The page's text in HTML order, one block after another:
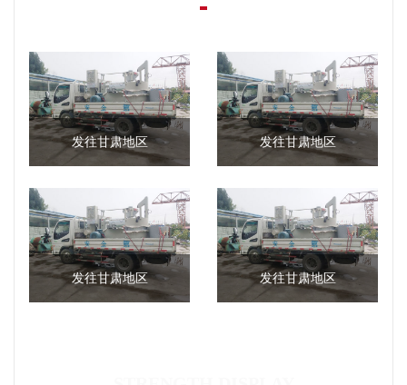
发往甘肃地区 发往甘肃地区
发往甘肃地区 发往甘肃地区